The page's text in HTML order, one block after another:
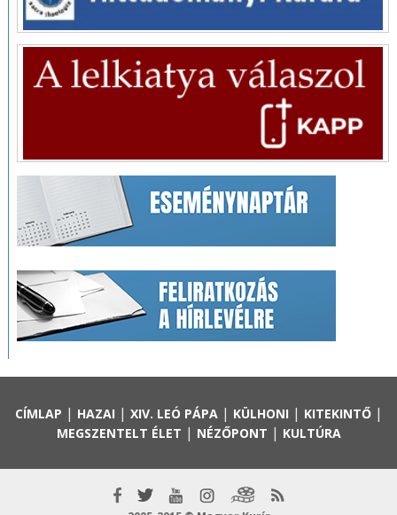
CÍMLAP | HAZAI | XIV. LEÓ PÁPA| KÜLHONI | KITEKINTŐ|
MEGSZENTELT ÉLET | NÉZŐPONT | KULTÚRA